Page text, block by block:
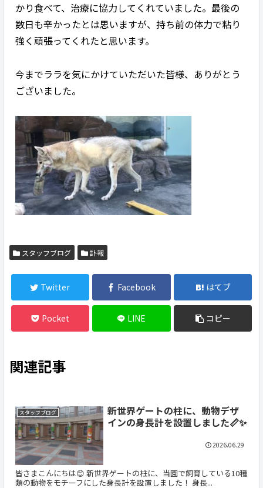
かり食べて、治療に協力してくれていました。最後の
数日も辛かったとは思いますが、持ち前の体力で粘り
強く頑張ってくれたと思います。
今までララを気にかけていただいた皆様、ありがとう
ございました。
スタッフブログ 訃報
Twitter Facebook はてブ
Pocket LINE コピー
関連記事
スタッフブログ
新世界ゲートの柱に、動物デザ
インの身長計を設置しました📏✨
皆さまこんにちは😊 新世界ゲートの柱に、当園で飼育している10種
類の動物をモチーフにした身長計を設置しました！ 身長...
2026.06.29